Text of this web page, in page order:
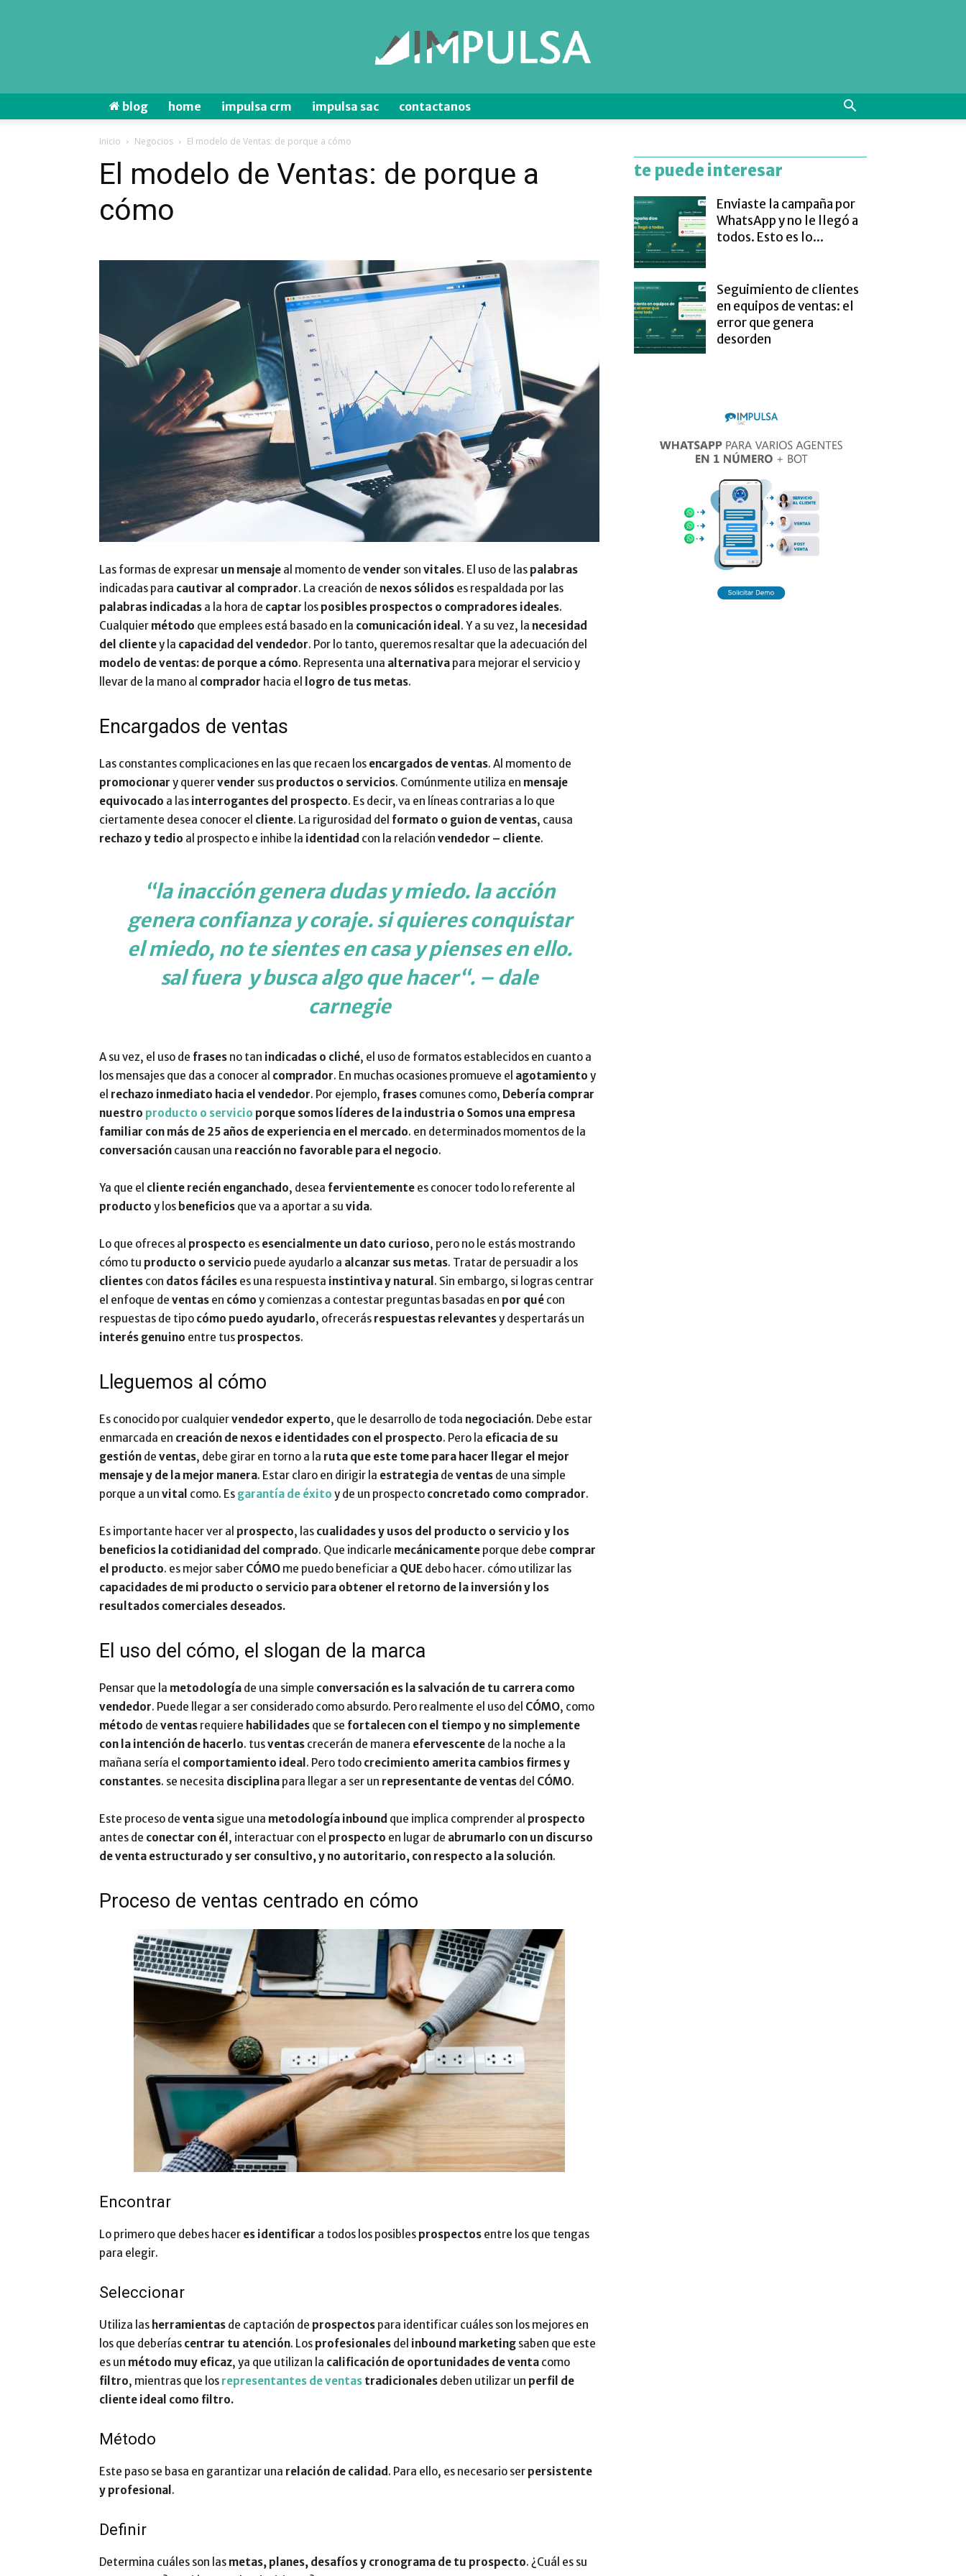
Ventas
y
Digitalización
–
Impulsa
blog home impulsa crm impulsa sac contactanos
Inicio Negocios El modelo de Ventas: de porque a cómo
El modelo de Ventas: de porque a
cómo
Las formas de expresar un mensaje al momento de vender son vitales. El uso de las palabras
indicadas para cautivar al comprador. La creación de nexos sólidos es respaldada por las
palabras indicadas a la hora de captar los posibles prospectos o compradores ideales.
Cualquier método que emplees está basado en la comunicación ideal . Y a su vez, la necesidad
del clientey la capacidad del vendedor. Por lo tanto, queremos resaltar que la adecuación del
modelo de ventas: de porque a cómo. Representa una alternativa para mejorar el servicio y
llevar de la mano al comprador hacia el logro de tus metas.
Encargados de ventas
Las constantes complicaciones en las que recaen los encargados de ventas. Al momento de
promocionar y querervender sus productos o servicios. Comúnmente utiliza en mensaje
equivocado a las interrogantes del prospecto. Es decir, va en líneas contrarias a lo que
ciertamente desea conocer el cliente. La rigurosidad del formato o guion de ventas, causa
rechazo y tedio al prospecto e inhibe la identidad con la relación vendedor – cliente.
“la inacción genera dudas y miedo. la acción
genera confianza y coraje. si quieres conquistar
el miedo, no te sientes en casa y pienses en ello.
sal fuera y busca algo que hacer“. – dale
carnegie
A su vez, el uso de frases no tan indicadas o cliché, el uso de formatos establecidos en cuanto a
los mensajes que das a conocer al comprador. En muchas ocasiones promueve el agotamiento y
el rechazo inmediato hacia el vendedor. Por ejemplo, frases comunes como, Debería comprar
nuestro producto o servicio porque somos líderes de la industria o Somos una empresa
familiar con más de 25 años de experiencia en el mercado. en determinados momentos de la
conversación causan una reacción no favorable para el negocio.
Ya que el cliente recién enganchado, desea fervientemente es conocer todo lo referente al
producto y los beneficios que va a aportar a su vida.
Lo que ofreces al prospecto es esencialmente un dato curioso, pero no le estás mostrando
cómo tu producto o servicio puede ayudarlo a alcanzar sus metas. Tratar de persuadir a los
clientes con datos fáciles es una respuesta instintiva y natural . Sin embargo, si logras centrar
el enfoque de ventas en cómo y comienzas a contestar preguntas basadas en por qué con
respuestas de tipo cómo puedo ayudarlo, ofrecerás respuestas relevantesy despertarás un
interés genuino entre tus prospectos.
Lleguemos al cómo
Es conocido por cualquiervendedor experto, que le desarrollo de toda negociación. Debe estar
enmarcada en creación de nexos e identidades con el prospecto. Pero la eficacia de su
gestión de ventas, debe girar en torno a la ruta que este tome para hacer llegar el mejor
mensaje y de la mejor manera. Estar claro en dirigir la estrategia de ventas de una simple
porque a un vital como. Es garantía de éxito y de un prospecto concretado como comprador.
Es importante hacer ver al prospecto, las cualidades y usos del producto o servicio y los
beneficios la cotidianidad del comprado. Que indicarle mecánicamente porque debe comprar
el producto. es mejor saber CÓMO me puedo beneficiar a QUE debo hacer. cómo utilizar las
capacidades de mi producto o servicio para obtener el retorno de la inversión y los
resultados comerciales deseados.
El uso del cómo, el slogan de la marca
Pensar que la metodología de una simple conversación es la salvación de tu carrera como
vendedor. Puede llegar a ser considerado como absurdo. Pero realmente el uso del CÓMO, como
método de ventas requiere habilidades que se fortalecen con el tiempo y no simplemente
con la intención de hacerlo. tusventas crecerán de manera efervescente de la noche a la
mañana sería el comportamiento ideal . Pero todo crecimiento amerita cambios firmes y
constantes. se necesita disciplina para llegar a ser un representante de ventas del CÓMO.
Este proceso de venta sigue una metodología inbound que implica comprender al prospecto
antes de conectar con él , interactuar con el prospecto en lugar de abrumarlo con un discurso
de venta estructurado y ser consultivo, y no autoritario, con respecto a la solución.
Proceso de ventas centrado en cómo
Encontrar
Lo primero que debes hacer es identificar a todos los posibles prospectos entre los que tengas
para elegir.
Seleccionar
Utiliza las herramientas de captación de prospectos para identificar cuáles son los mejores en
los que deberías centrar tu atención. Los profesionales del inbound marketing saben que este
es un método muy eficaz, ya que utilizan la calificación de oportunidades de venta como
filtro, mientras que los representantes de ventas tradicionales deben utilizar un perfil de
cliente ideal como filtro.
Método
Este paso se basa en garantizar una relación de calidad . Para ello, es necesario ser persistente
y profesional .
Definir
Determina cuáles son las metas, planes, desafíos y cronograma de tu prospecto. ¿Cuál es su
te puede interesar
Enviaste la campaña por
WhatsApp y no le llegó a
todos. Esto es lo...
Seguimiento de clientes
en equipos de ventas: el
error que genera
desorden